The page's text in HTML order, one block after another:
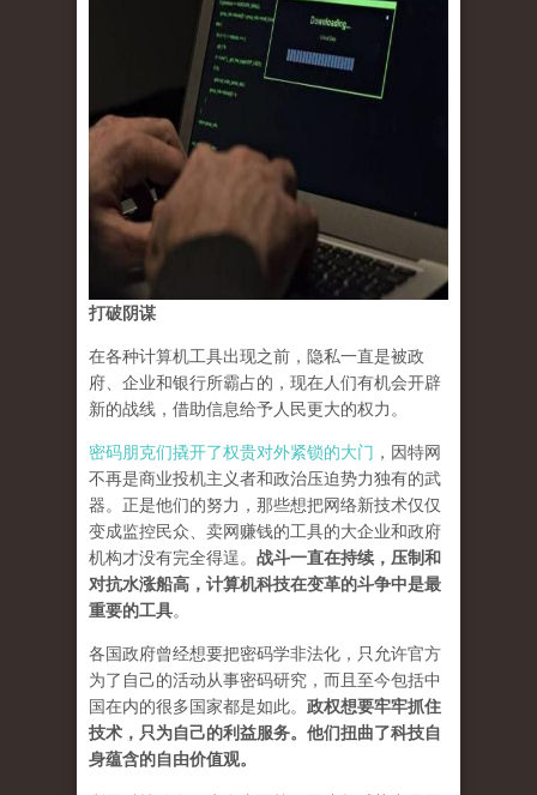
打破阴谋
在各种计算机工具出现之前，隐私一直是被政
府、企业和银行所霸占的，现在人们有机会开辟
新的战线，借助信息给予人民更大的权力。
密码朋克们撬开了权贵对外紧锁的大门 ，因特网
不再是商业投机主义者和政治压迫势力独有的武
器。正是他们的努力，那些想把网络新技术仅仅
变成监控民众、卖网赚钱的工具的大企业和政府
机构才没有完全得逞。 战斗一直在持续，压制和
对抗水涨船高，计算机科技在变革的斗争中是最
重要的工具。
各国政府曾经想要把密码学非法化，只允许官方
为了自己的活动从事密码研究，而且至今包括中
国在内的很多国家都是如此。 政权想要牢牢抓住
技术，只为自己的利益服务。他们扭曲了科技自
身蕴含的自由价值观。